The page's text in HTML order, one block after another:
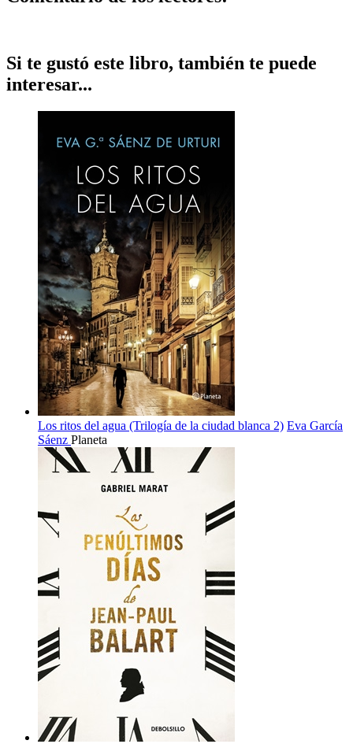
Si te gustó este libro, también te puede
interesar...
Los ritos del agua (Trilogía de la ciudad blanca 2) Eva García
Sáenz Planeta